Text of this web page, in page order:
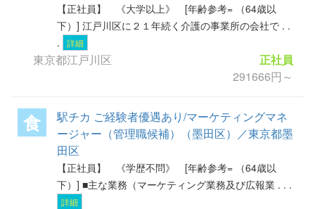
【正社員】 《大学以上》 [年齢参考= （64歳以
下）] 江戸川区に２１年続く介護の事業所の会社で . .
.
詳細
東京都江戸川区
正社員
291666円～
食
駅チカ ご経験者優遇あり/マーケティングマネ
ージャー（管理職候補）（墨田区）／東京都墨
田区
【正社員】 《学歴不問》 [年齢参考= （64歳以
下）] ■主な業務（マーケティング業務及び広報業 . . .
詳細